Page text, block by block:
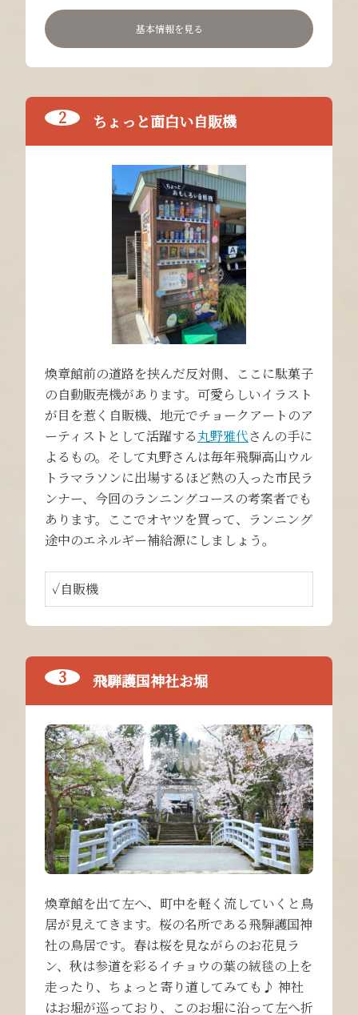
基本情報を見る
ちょっと面白い自販機
煥章館前の道路を挟んだ反対側、ここに駄菓子
の自動販売機があります。可愛らしいイラスト
が目を惹く自販機、地元でチョークアートのア
ーティストとして活躍する丸野雅代さんの手に
よるもの。そして丸野さんは毎年飛騨高山ウル
トラマラソンに出場するほど熱の入った市民ラ
ンナー、今回のランニングコースの考案者でも
あります。ここでオヤツを買って、ランニング
途中のエネルギー補給源にしましょう。
✓自販機
飛騨護国神社お堀
煥章館を出て左へ、町中を軽く流していくと鳥
居が見えてきます。桜の名所である飛騨護国神
社の鳥居です。春は桜を見ながらのお花見ラ
ン、秋は参道を彩るイチョウの葉の絨毯の上を
走ったり、ちょっと寄り道してみても♪ 神社
はお堀が巡っており、このお堀に沿って左へ折